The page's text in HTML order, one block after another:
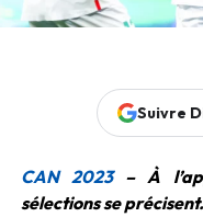
Suivre
CAN 2023– À
sélections se